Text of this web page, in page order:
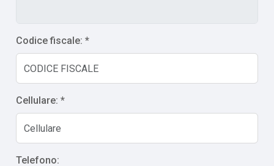
Codice fiscale: *
Cellulare: *
Telefono: